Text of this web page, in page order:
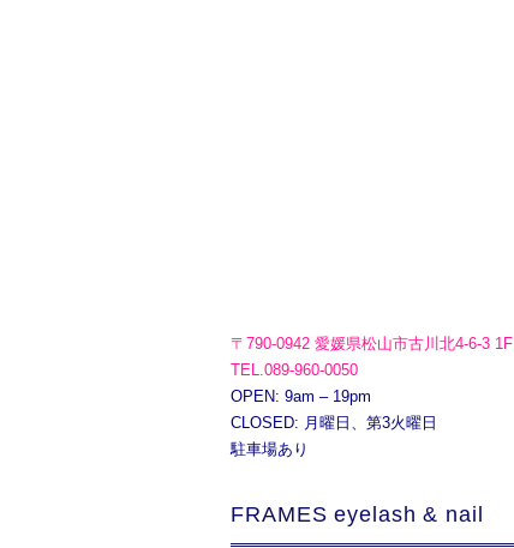
〒790-0942 愛媛県松山市古川北4-6-3 1F
TEL.089-960-0050
OPEN: 9am – 19pm
CLOSED: 月曜日、第3火曜日
駐車場あり
FRAMES eyelash & nail